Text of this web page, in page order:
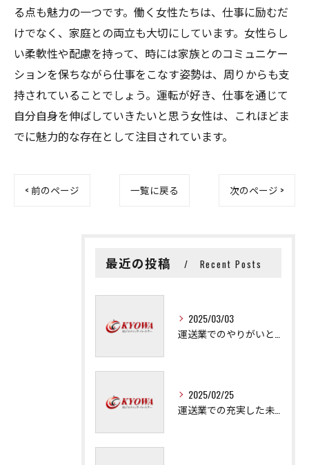
る点も魅力の一つです。働く女性たちは、仕事に励むだ
けでなく、家庭との両立も大切にしています。女性らし
い柔軟性や配慮を持って、時には家族とのコミュニケー
ションを保ちながら仕事をこなす姿勢は、周りからも支
持されていることでしょう。運転が好き、仕事を通じて
自分自身を伸ばしていきたいと思う女性は、これほどま
でに魅力的な存在として注目されています。
< 前のページ 一覧に戻る 次のページ >
最近の投稿 Recent Posts
2025/03/03
2025/02/25